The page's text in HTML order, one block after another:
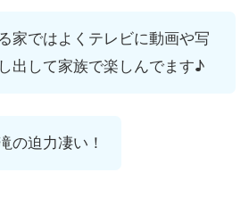
家ではよくテレビに動画や写
出して家族で楽しんでます♪
の迫力凄い！